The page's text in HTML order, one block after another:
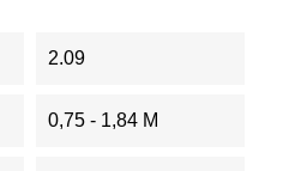
2.09
0,75 - 1,84 M